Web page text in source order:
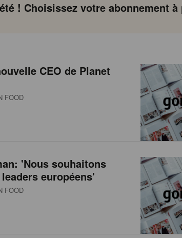
! Choisissez votre abonnement
CEO de Planet
FOOD
'Nous souhaitons
européens'
FOOD